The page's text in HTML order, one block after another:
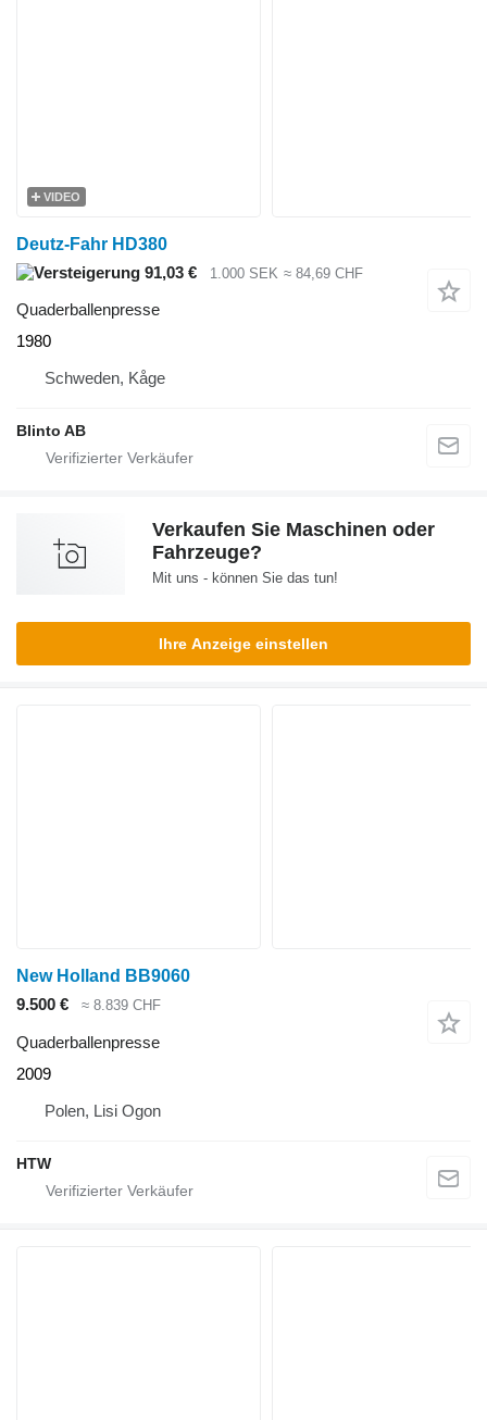
VIDEO
Deutz-Fahr HD380
91,03 €
1.000 SEK ≈ 84,69 CHF
Quaderballenpresse
1980
Schweden, Kåge
Blinto AB
Verkaufen Sie Maschinen oder
Fahrzeuge?
Mit uns - können Sie das tun!
Ihre Anzeige einstellen
New Holland BB9060
9.500 €
≈ 8.839 CHF
Quaderballenpresse
2009
Polen, Lisi Ogon
HTW